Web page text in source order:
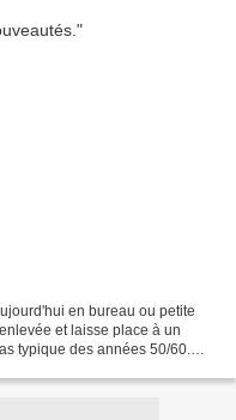
en bureau ou petite
et laisse place à un
typique des années 50/60.